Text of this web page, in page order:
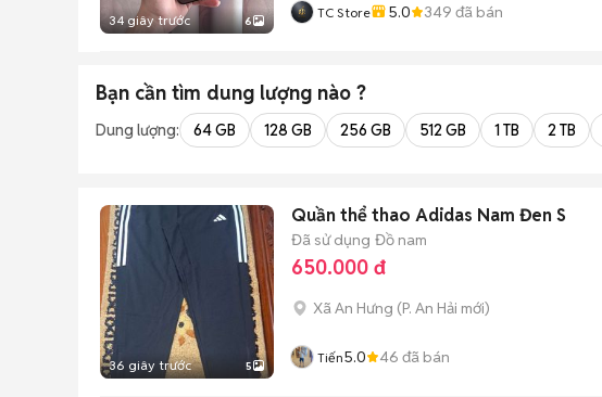
34 giây trước 6 TC Store 5.0 349 đã bán
Bạn cần tìm dung lượng nào ?
Dung lượng: 64 GB 128 GB 256 GB 512 GB 1 TB 2 TB
36 giây trước 5
Quần thể thao Adidas Nam Đen S
Đã sử dụng Đồ nam
650.000 đ
Xã An Hưng (P. An Hải mới)
Tiến5.0 46 đã bán